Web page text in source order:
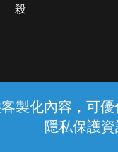
製化內容，可
隱私保護
殺
中華電